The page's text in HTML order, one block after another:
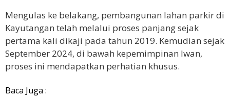
Mengulas ke belakang, pembangunan lahan parkir di
Kayutangan telah melalui proses panjang sejak
pertama kali dikaji pada tahun 2019. Kemudian sejak
September 2024, di bawah kepemimpinan Iwan,
proses ini mendapatkan perhatian khusus.
Baca Juga :